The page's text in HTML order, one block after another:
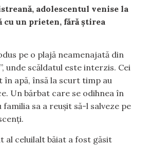
adolescentul venise la
cu un prieten, fără știrea
pe o plajă neamenajată din
unde scăldatul este interzis. Cei
în apă, însă la scurt timp au
Un bărbat care se odihnea în
sa a reușit să-l salveze pe
al celuilalt băiat a fost găsit